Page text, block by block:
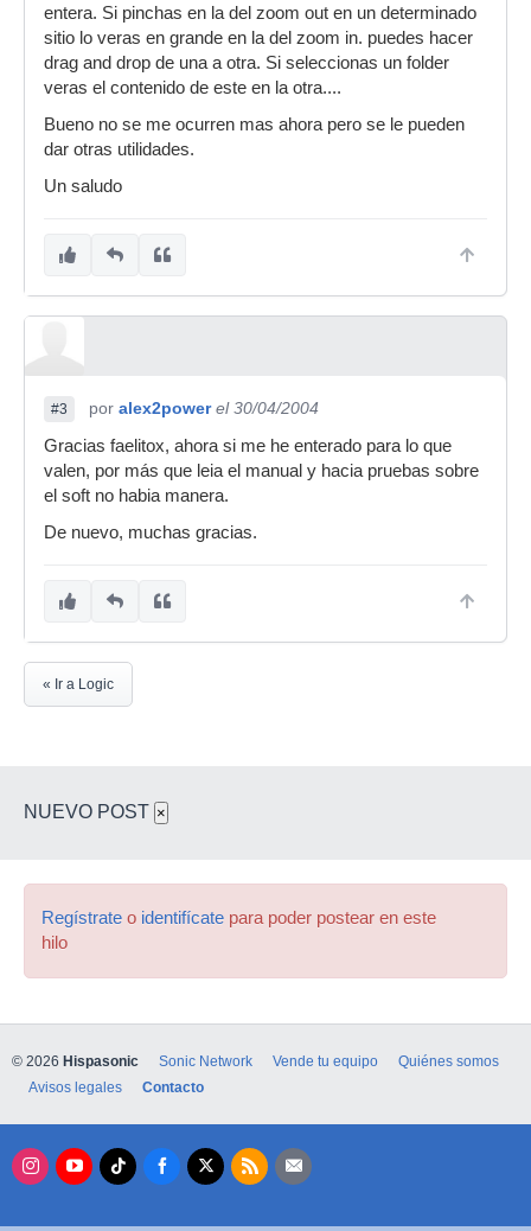
entera. Si pinchas en la del zoom out en un determinado
sitio lo veras en grande en la del zoom in. puedes hacer
drag and drop de una a otra. Si seleccionas un folder
veras el contenido de este en la otra....
Bueno no se me ocurren mas ahora pero se le pueden
dar otras utilidades.
Un saludo
#3 por alex2power el 30/04/2004
Gracias faelitox, ahora si me he enterado para lo que
valen, por más que leia el manual y hacia pruebas sobre
el soft no habia manera.
De nuevo, muchas gracias.
« Ir a Logic
NUEVO POST ×
Regístrate o identifícate para poder postear en este
hilo
© 2026 Hispasonic Sonic Network Vende tu equipo
Quiénes somos
Avisos legales
Contacto